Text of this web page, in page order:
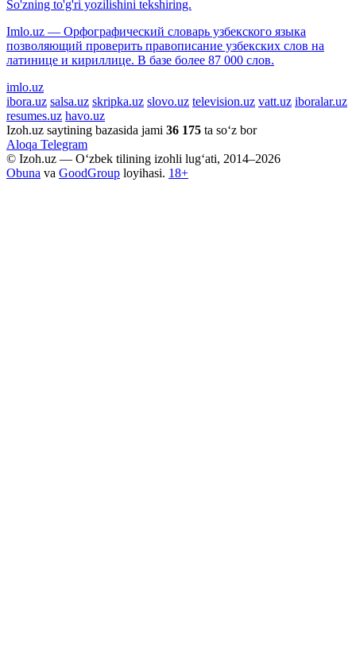
So'zning to'g'ri yozilishini tekshiring.
Imlo.uz — Орфографический словарь узбекского языка
позволяющий проверить правописание узбекских слов на
латинице и кириллице. В базе более 87 000 слов.
imlo.uz
ibora.uz salsa.uz skripka.uz slovo.uz television.uz vatt.uz iboralar.uz
resumes.uz havo.uz
Izoh.uz saytining bazasida jami 36 175 ta so‘z bor
Aloqa Telegram
© Izoh.uz — O‘zbek tilining izohli lug‘ati, 2014–2026
Obuna va GoodGroup loyihasi. 18+